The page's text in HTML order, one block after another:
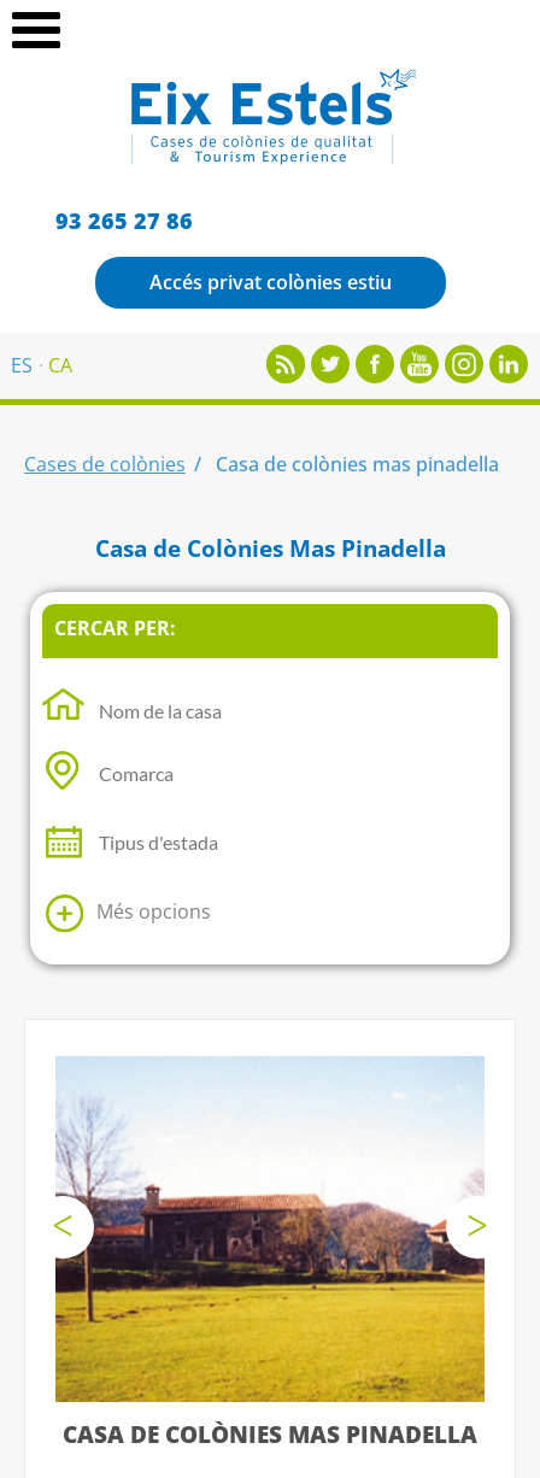
93 265 27 86
Accés privat colònies estiu
ES CA
Cases de colònies Casa de colònies mas pinadella
Casa de Colònies Mas Pinadella
CERCAR PER:
Més opcions
CASA DE COLÒNIES MAS PINADELLA